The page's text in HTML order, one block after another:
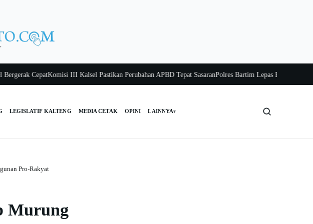
Cepat Komisi III Kalsel Pastikan Perubahan APBD Tepat SasaranPolres Bartim Lepas Bakti Sosial untuk
LEGISLATIF KALTENG MEDIA CETAK OPINI LAINNYA▾
Pro-Rakyat
Murung